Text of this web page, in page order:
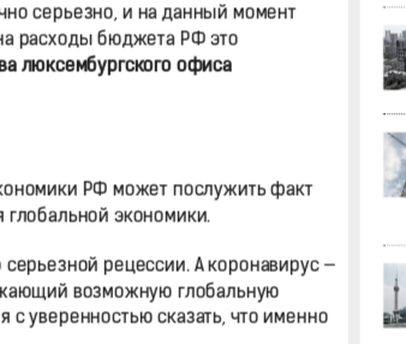
серьезно, и на данный момент
расходы бюджета РФ это
люксембургского офиса
РФ может послужить факт
глобальной экономики.
рецессии. А коронавирус —
возможную глобальную
с уверенностью сказать, что именно